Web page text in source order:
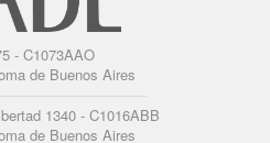
- C1073AAO
de Buenos Aires
1340 - C1016ABB
de Buenos Aires